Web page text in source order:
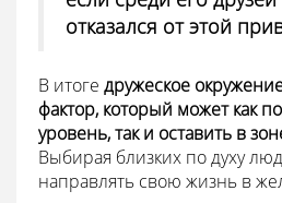
отказался от этой
В итоге дружеское
фактор, который может как
уровень, так и оставить в
Выбирая близких по духу
направлять свою жизнь в